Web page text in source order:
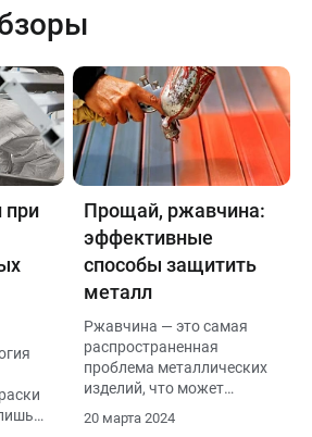
при
Прощай, ржавчина:
эффективные
способы защитить
металл
Ржавчина — это самая
распространенная
проблема металлических
изделий, что может
надежности конструкций.
20 марта 2024